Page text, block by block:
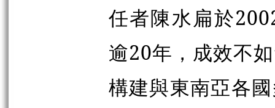
任者陳水扁於
逾20年，成效不
構建與東南亞各